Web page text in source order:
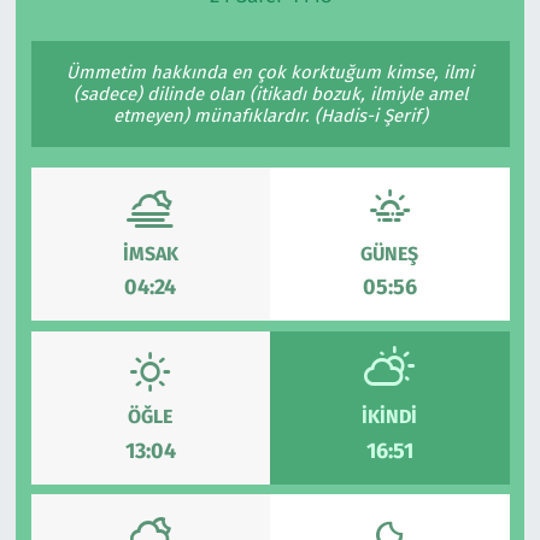
Ümmetim hakkında en çok korktuğum kimse, ilmi
(sadece) dilinde olan (itikadı bozuk, ilmiyle amel
etmeyen) münafıklardır. (Hadis-i Şerif)
İMSAK
04:24
GÜNEŞ
05:56
ÖĞLE
13:04
İKINDI
16:51
Ekonomi
Siyaset
Foto Galeri
Yazarlar
Gündem
Kapaklı
Kırklareli
Kültür Sanat
Malkara
Marmaraereğlisi
Şarköy